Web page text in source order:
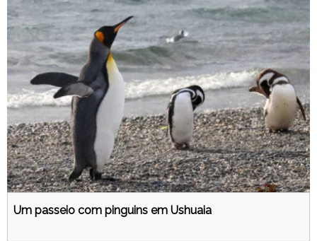
Um passeio com pinguins em Ushuaia